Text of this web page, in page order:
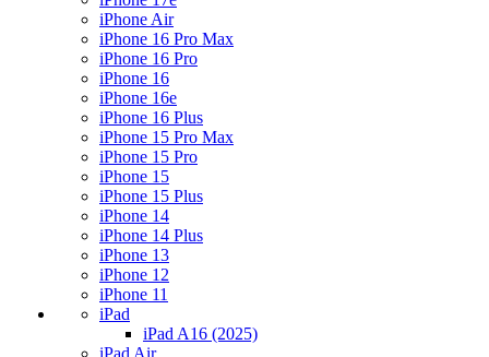
iPhone Air
iPhone 16 Pro Max
iPhone 16 Pro
iPhone 16
iPhone 16e
iPhone 16 Plus
iPhone 15 Pro Max
iPhone 15 Pro
iPhone 15
iPhone 15 Plus
iPhone 14
iPhone 14 Plus
iPhone 13
iPhone 12
iPhone 11
iPad
iPad A16 (2025)